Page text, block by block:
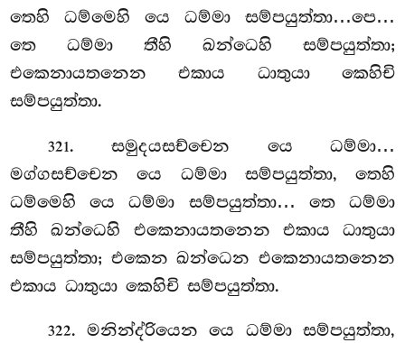
තෙහි ධම්මෙහි යෙ ධම්මා සම්පයුත්තා…පෙ…
තෙ ධම්මා තීහි ඛන්ධෙහි සම්පයුත්තා;
එකෙනායතනෙන එකාය ධාතුයා කෙහිචි
සම්පයුත්තා.
321. සමුදයසච්චෙන යෙ ධම්මා…
මග්ගසච්චෙන යෙ ධම්මා සම්පයුත්තා, තෙහි
ධම්මෙහි යෙ ධම්මා සම්පයුත්තා… තෙ ධම්මා
තීහි ඛන්ධෙහි එකෙනායතනෙන එකාය ධාතුයා
සම්පයුත්තා; එකෙන ඛන්ධෙන එකෙනායතනෙන
එකාය ධාතුයා කෙහිචි සම්පයුත්තා.
322. මනින්ද්රියෙන යෙ ධම්මා සම්පයුත්තා,